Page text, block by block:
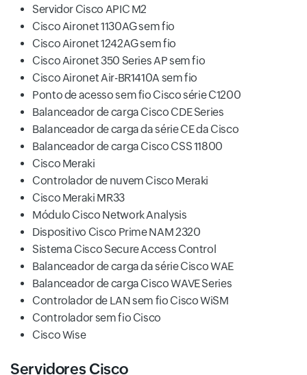
Servidor Cisco APIC M2
Cisco Aironet 1130AG sem fio
Cisco Aironet 1242AG sem fio
Cisco Aironet 350 Series AP sem fio
Cisco Aironet Air-BR1410A sem fio
Ponto de acesso sem fio Cisco série C1200
Balanceador de carga Cisco CDE Series
Balanceador de carga da série CE da Cisco
Balanceador de carga Cisco CSS 11800
Cisco Meraki
Controlador de nuvem Cisco Meraki
Cisco Meraki MR33
Módulo Cisco Network Analysis
Dispositivo Cisco Prime NAM 2320
Sistema Cisco Secure Access Control
Balanceador de carga da série Cisco WAE
Balanceador de carga Cisco WAVE Series
Controlador de LAN sem fio Cisco WiSM
Controlador sem fio Cisco
Cisco Wise
Servidores Cisco